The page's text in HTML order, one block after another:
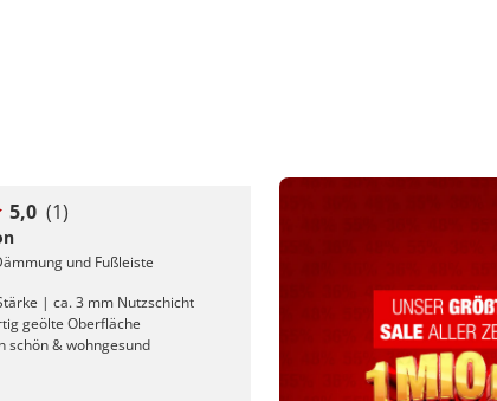
5,0 (1)
und Fußleiste
| ca. 3 mm Nutzschicht
geölte Oberfläche
schön & wohngesund